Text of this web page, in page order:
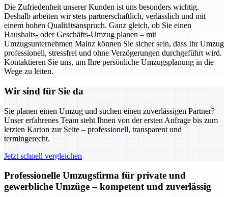
Die Zufriedenheit unserer Kunden ist uns besonders wichtig.
Deshalb arbeiten wir stets partnerschaftlich, verlässlich und mit
einem hohen Qualitätsanspruch. Ganz gleich, ob Sie einen
Haushalts- oder Geschäfts-Umzug planen – mit
Umzugsunternehmen Mainz können Sie sicher sein, dass Ihr Umzug
professionell, stressfrei und ohne Verzögerungen durchgeführt wird.
Kontaktieren Sie uns, um Ihre persönliche Umzugsplanung in die
Wege zu leiten.
Wir sind für Sie da
Sie planen einen Umzug und suchen einen zuverlässigen Partner?
Unser erfahrenes Team steht Ihnen von der ersten Anfrage bis zum
letzten Karton zur Seite – professionell, transparent und
termingerecht.
Jetzt schnell vergleichen
Professionelle Umzugsfirma für private und
gewerbliche Umzüge – kompetent und zuverlässig